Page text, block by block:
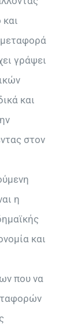
μεταφορά
γράψει
και
στον
η
και
που να